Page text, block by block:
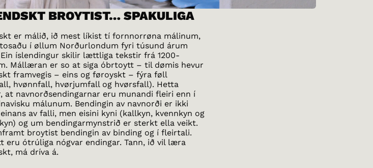
BROYTIST… SPAKULIGA
er málið, ið mest líkist tí fornnorrøna málinum,
í øllum Norðurlondum fyri túsund árum
Ein íslendingur skilir lættliga tekstir frá 1200-
Mállæran er so at siga óbrtoytt – til dømis hevur
framvegis – eins og føroyskt – fýra føll
hvønnfall, hvørjumfall og hvørsfall). Hetta
at navnorðsendingarnar eru munandi fleiri enn í
málunum. Bendingin av navnorði er ikki
av falli, men eisini kyni (kallkyn, kvennkyn og
og um bendingarmynstrið er sterkt ella veikt.
broytist bendingin av binding og í fleirtali.
eru ótrúliga nógvar endingar. Tann, ið vil læra
má dríva á.